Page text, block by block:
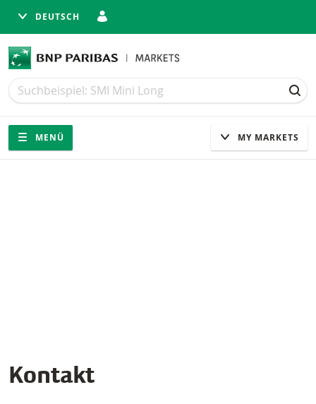
DEUTSCH
Suche
Suche
Navigation
Seitennavigation
MENÜ MY MARKETS
Kontakt